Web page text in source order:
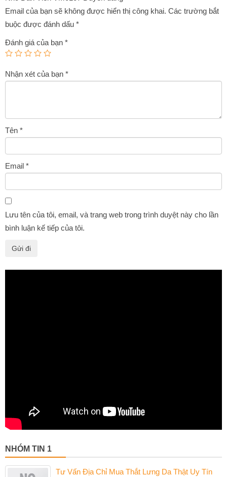
Email của bạn sẽ không được hiển thị công khai. Các trường bắt
buộc được đánh dấu *
Đánh giá của bạn *
Nhận xét của bạn *
Tên *
Email *
Lưu tên của tôi, email, và trang web trong trình duyệt này cho lần
bình luận kế tiếp của tôi.
NHÓM TIN 1
Tư Vấn Địa Chỉ Mua Thắt Lưng Da Thật Uy Tín